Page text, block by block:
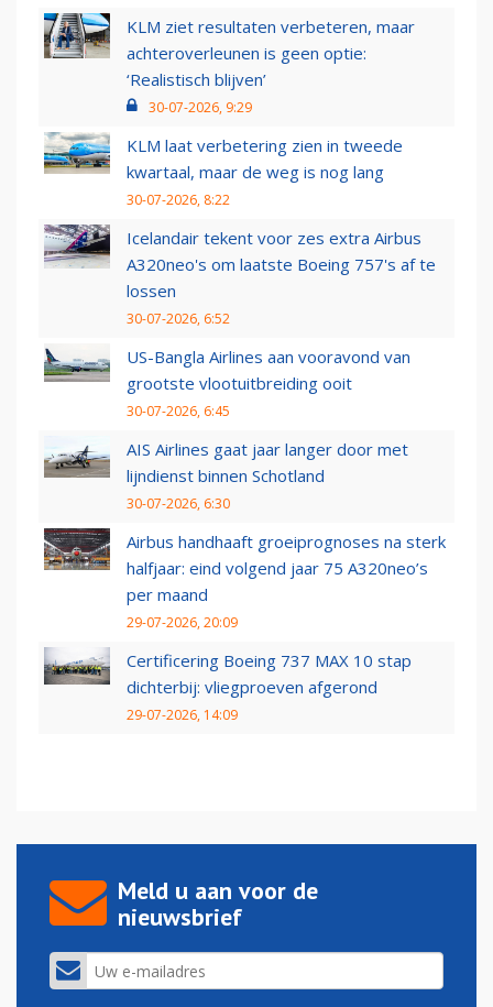
KLM ziet resultaten verbeteren, maar
achteroverleunen is geen optie:
‘Realistisch blijven’
30-07-2026, 9:29
KLM laat verbetering zien in tweede
kwartaal, maar de weg is nog lang
30-07-2026, 8:22
Icelandair tekent voor zes extra Airbus
A320neo's om laatste Boeing 757's af te
lossen
30-07-2026, 6:52
US-Bangla Airlines aan vooravond van
grootste vlootuitbreiding ooit
30-07-2026, 6:45
AIS Airlines gaat jaar langer door met
lijndienst binnen Schotland
30-07-2026, 6:30
Airbus handhaaft groeiprognoses na sterk
halfjaar: eind volgend jaar 75 A320neo’s
per maand
29-07-2026, 20:09
Certificering Boeing 737 MAX 10 stap
dichterbij: vliegproeven afgerond
29-07-2026, 14:09
Meld u aan voor de
nieuwsbrief